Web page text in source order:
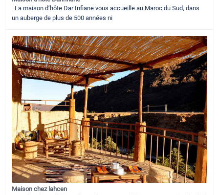
La maison d’hôte Dar Infiane vous accueille au Maroc du Sud, dans
un auberge de plus de 500 années ni
Maison chez lahcen